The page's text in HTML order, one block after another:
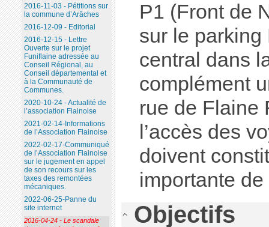
P1 (Front de
sur le
central dans
complément
rue de Flaine
l’accès des
doivent
importante
Objectifs
2016-11-03 - Pétitions sur
la commune d’Arâches
2016-12-09 - Editorial
2016-12-15 - Lettre
Ouverte sur le projet
Funiflaine adressée au
Conseil Régional, au
Conseil départemental et
à la Communauté de
Communes.
2020-10-24 - Actualité de
l’association Flainoise
2021-02-14-Informations
de l’Association Flainoise
2022-02-17-Communiqué
de l’Association Flainoise
sur le jugement en appel
de son recours sur les
taxes des remontées
mécaniques.
2022-06-25-Panne du
site internet
2016-04-24 - Le scandale